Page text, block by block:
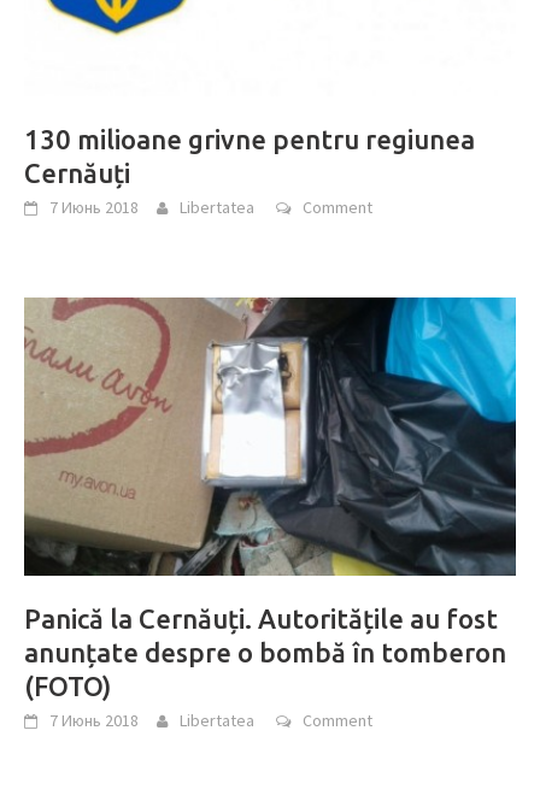
130 milioane grivne pentru regiunea
Cernăuți
7 Июнь 2018 Libertatea Comment
Panică la Cernăuți. Autoritățile au fost
anunțate despre o bombă în tomberon
(FOTO)
7 Июнь 2018 Libertatea Comment